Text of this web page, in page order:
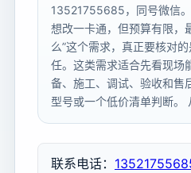
13521755685，同号微信
想改一卡通，但预算有限，
么”这个需求，真正要核对
任。这类需求适合先看现场
备、施工、调试、验收和售
型号或一个低价清单判断。
联系电话：